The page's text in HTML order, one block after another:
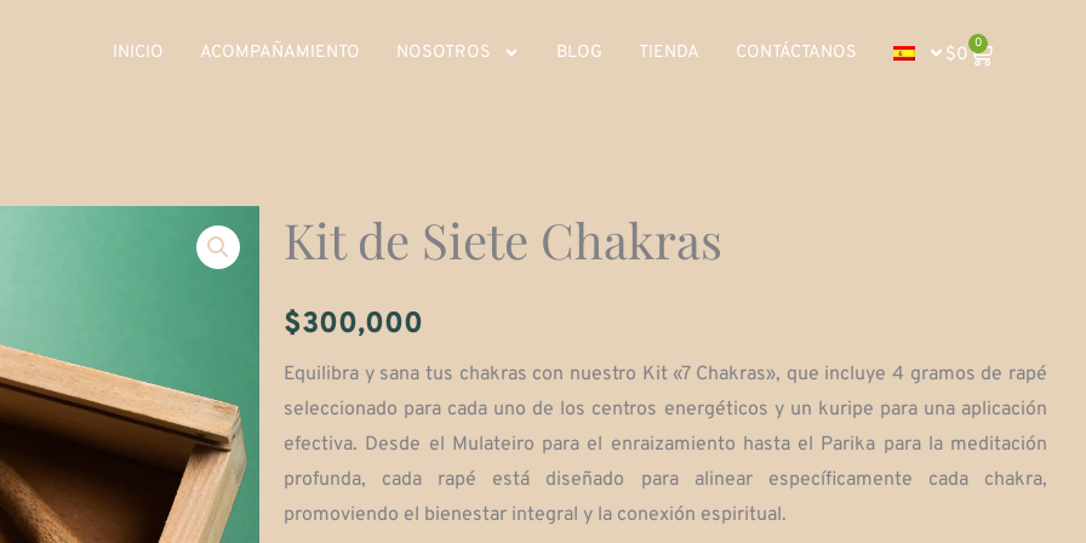
INICIO ACOMPAÑAMIENTO NOSOTROS BLOG TIENDA CONTÁCTANOS $0 0
Carrito
Kit de Siete Chakras
$300,000
Equilibra y sana tus chakras con nuestro Kit «7 Chakras», que incluye 4 gramos de rapé
seleccionado para cada uno de los centros energéticos y un kuripe para una aplicación
efectiva. Desde el Mulateiro para el enraizamiento hasta el Parika para la meditación
profunda, cada rapé está diseñado para alinear específicamente cada chakra,
promoviendo el bienestar integral y la conexión espiritual.